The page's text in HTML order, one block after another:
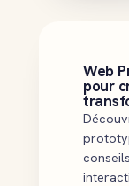
Web
pour